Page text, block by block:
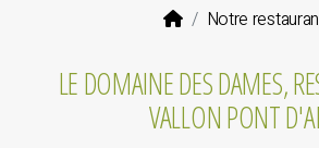
Notre
LE DOMAINE DES DAMES,
VALLON PONT